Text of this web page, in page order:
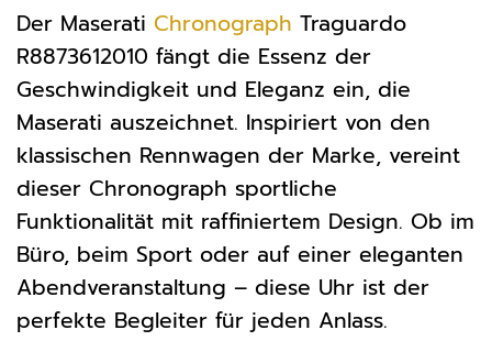
Der Maserati Chronograph Traguardo
R8873612010 fängt die Essenz der
Geschwindigkeit und Eleganz ein, die
Maserati auszeichnet. Inspiriert von den
klassischen Rennwagen der Marke, vereint
dieser Chronograph sportliche
Funktionalität mit raffiniertem Design. Ob im
Büro, beim Sport oder auf einer eleganten
Abendveranstaltung – diese Uhr ist der
perfekte Begleiter für jeden Anlass.